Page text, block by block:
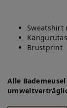
Sweatshirt
Brustprint
Alle